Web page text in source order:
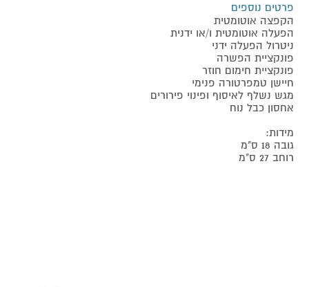
פרטים נוספים
הקפצה אוטומטית
הפעלה אוטומטית ו/או ידנית
ניטרול הפעלה ידני
פונקציית הפשרה
פונקציית חימום חוזר
חיישן טמפרטורה פנימי
מגש נשלף לאיסוף ופינוי פירורים
אחסון כבל נוח
מידות:
גובה 18 ס"מ
רוחב 27 ס"מ